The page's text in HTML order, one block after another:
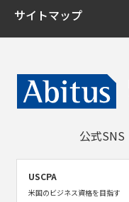
サイトマップ
公式SNS
USCPA
米国のビジネス資格を目指す